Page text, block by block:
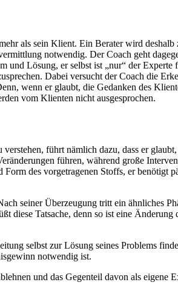
als sein Klient. Ein Berater wird
notwendig. Der Coach geht
Lösung, er selbst ist „nur“ der Experte
Dabei versucht der Coach die
wenn er glaubt, die Gedanken des
vom Klienten nicht ausgesprochen.
führt nämlich dazu, dass er
führen, während große
des vorgetragenen Stoffs, er benötigt
seiner Überzeugung tritt ein ähnliches
diese Tatsache, denn so ist eine
selbst zur Lösung seines Problems
notwendig ist.
und das Gegenteil davon als eigene